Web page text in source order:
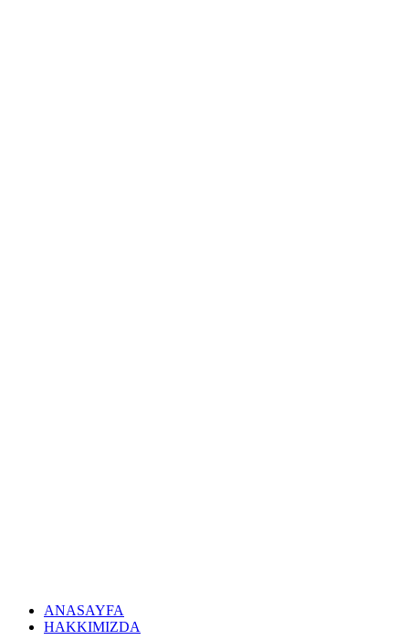
ANASAYFA
HAKKIMIZDA